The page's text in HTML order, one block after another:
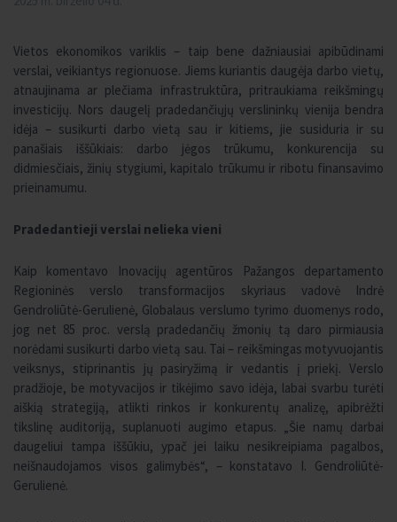
Vietos ekonomikos variklis – taip bene dažniausiai apibūdinami
verslai, veikiantys regionuose. Jiems kuriantis daugėja darbo vietų,
atnaujinama ar plečiama infrastruktūra, pritraukiama reikšmingų
investicijų. Nors daugelį pradedančiųjų verslininkų vienija bendra
idėja – susikurti darbo vietą sau ir kitiems, jie susiduria ir su
panašiais iššūkiais: darbo jėgos trūkumu, konkurencija su
didmiesčiais, žinių stygiumi, kapitalo trūkumu ir ribotu finansavimo
prieinamumu.
Pradedantieji verslai nelieka vieni
Kaip komentavo Inovacijų agentūros Pažangos departamento
Regioninės verslo transformacijos skyriaus vadovė Indrė
Gendroliūtė-Gerulienė, Globalaus verslumo tyrimo duomenys rodo,
jog net 85 proc. verslą pradedančių žmonių tą daro pirmiausia
norėdami susikurti darbo vietą sau. Tai – reikšmingas motyvuojantis
veiksnys, stiprinantis jų pasiryžimą ir vedantis į priekį. Verslo
pradžioje, be motyvacijos ir tikėjimo savo idėja, labai svarbu turėti
aiškią strategiją, atlikti rinkos ir konkurentų analizę, apibrėžti
tikslinę auditoriją, suplanuoti augimo etapus. „Šie namų darbai
daugeliui tampa iššūkiu, ypač jei laiku nesikreipiama pagalbos,
neišnaudojamos visos galimybės“, – konstatavo I. Gendroliūtė-
Gerulienė.